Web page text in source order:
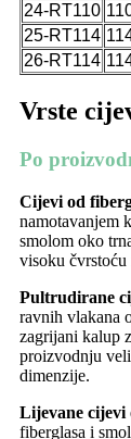
24-RT110
25-RT114
26-RT114
Vrste
Po
Cijevi od
namotavanjem
smolom oko
visoku čvrstoću
Pultrudirane
ravnih vlakana
zagrijani kalup
proizvodnju
dimenzije.
Lijevane cijevi
fiberglasa i